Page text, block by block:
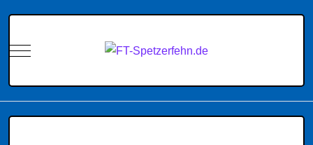
Mobile Menu Toggle